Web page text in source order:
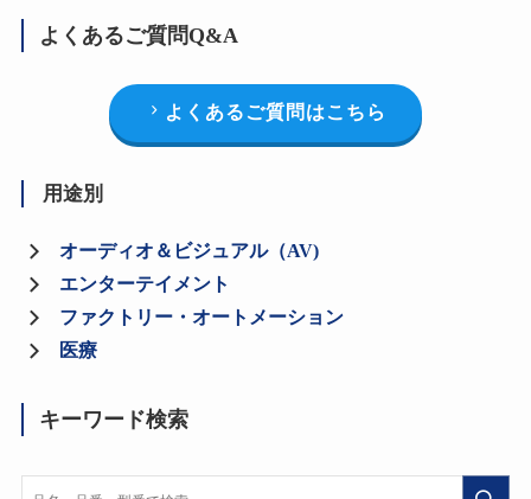
よくあるご質問Q&A
よくあるご質問はこちら
用途別
オーディオ＆ビジュアル（AV)
エンターテイメント
ファクトリー・オートメーション
医療
キーワード検索